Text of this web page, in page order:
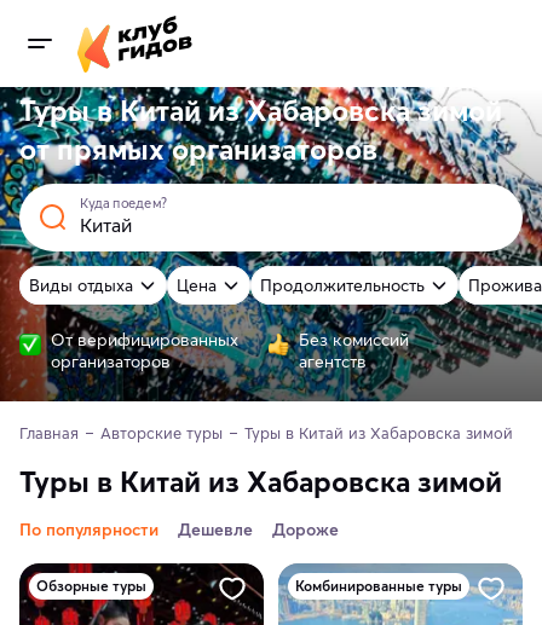
Туры в Китай из Хабаровска зимой
отпрямыхорганизаторов
Куда поедем?
Виды отдыха Цена Продолжительность
От верифицированных
организаторов
Без комиссий
агентств
Главная Авторские туры Туры в Китай из Хабаровска зимой
Туры в Китай из Хабаровска зимой
По популярности Дешевле Дороже
Обзорные туры Комбинированные туры